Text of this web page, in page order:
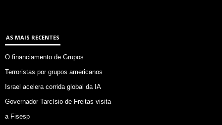
AS MAIS RECENTES
O financiamento de Grupos
Terroristas por grupos americanos
Israel acelera corrida global da IA
Governador Tarcísio de Freitas visita
a Fisesp